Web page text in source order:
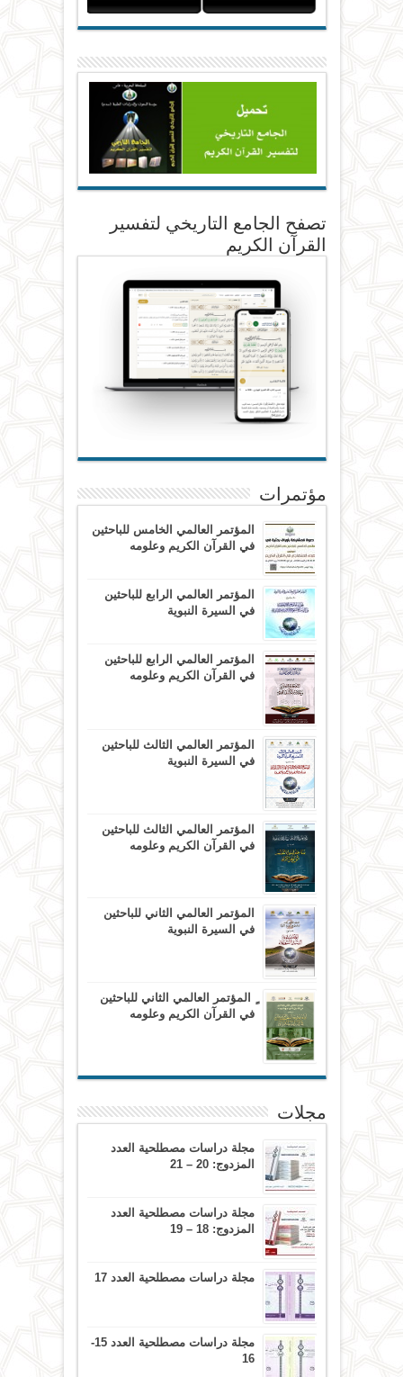
تصفح الجامع التاريخي لتفسير
القرآن الكريم
مؤتمرات
المؤتمر العالمي الخامس للباحثين
في القرآن الكريم وعلومه
المؤتمر العالمي الرابع للباحثين
في السيرة النبوية
المؤتمر العالمي الرابع للباحثين
في القرآن الكريم وعلومه
المؤتمر العالمي الثالث للباحثين
في السيرة النبوية
المؤتمر العالمي الثالث للباحثين
في القرآن الكريم وعلومه
المؤتمر العالمي الثاني للباحثين
في السيرة النبوية
ٍ المؤتمر العالمي الثاني للباحثين
في القرآن الكريم وعلومه
مجلات
مجلة دراسات مصطلحية العدد
المزدوج: 20 – 21
مجلة دراسات مصطلحية العدد
المزدوج: 18 – 19
مجلة دراسات مصطلحية العدد 17
مجلة دراسات مصطلحية العدد 15-
16